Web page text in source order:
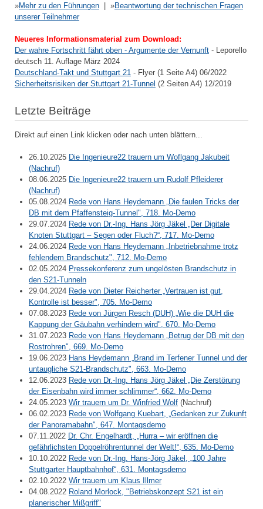
»Mehr zu den Führungen | »Beantwortung der technischen Fragen
unserer Teilnehmer
Neueres Informationsmaterial zum Download:
Der wahre Fortschritt fährt oben - Argumente der Vernunft - Leporello
deutsch 11. Auflage März 2024
Deutschland-Takt und Stuttgart 21 - Flyer (1 Seite A4) 06/2022
Sicherheitsrisiken der Stuttgart 21-Tunnel (2 Seiten A4) 12/2019
Letzte Beiträge
Direkt auf einen Link klicken oder nach unten blättern...
26.10.2025 Die Ingenieure22 trauern um Woflgang Jakubeit
(Nachruf)
08.06.2025 Die Ingenieure22 trauern um Rudolf Pfleiderer
(Nachruf)
05.08.2024 Rede von Hans Heydemann „Die faulen Tricks der
DB mit dem Pfaffensteig-Tunnel", 718. Mo-Demo
29.07.2024 Rede von Dr.-Ing. Hans Jörg Jäkel „Der Digitale
Knoten Stuttgart – Segen oder Fluch?“, 717. Mo-Demo
24.06.2024 Rede von Hans Heydemann „Inbetriebnahme trotz
fehlendem Brandschutz", 712. Mo-Demo
02.05.2024 Pressekonferenz zum ungelösten Brandschutz in
den S21-Tunneln
29.04.2024 Rede von Dieter Reicherter „Vertrauen ist gut,
Kontrolle ist besser", 705. Mo-Demo
07.08.2023 Rede von Jürgen Resch (DUH) „Wie die DUH die
Kappung der Gäubahn verhindern wird", 670. Mo-Demo
31.07.2023 Rede von Hans Heydemann „Betrug der DB mit den
Rostrohren", 669. Mo-Demo
19.06.2023 Hans Heydemann „Brand im Terfener Tunnel und der
untaugliche S21-Brandschutz", 663. Mo-Demo
12.06.2023 Rede von Dr.-Ing. Hans Jörg Jäkel „Die Zerstörung
der Eisenbahn wird immer schlimmer“, 662. Mo-Demo
24.05.2023 Wir trauern um Dr. Winfried Wolf (Nachruf)
06.02.2023 Rede von Wolfgang Kuebart, „Gedanken zur Zukunft
der Panoramabahn", 647. Montagsdemo
07.11.2022 Dr. Chr. Engelhardt, „Hurra – wir eröffnen die
gefährlichsten Doppelröhrentunnel der Welt!“, 635. Mo-Demo
10.10.2022 Rede von Dr.-Ing. Hans-Jörg Jäkel, „100 Jahre
Stuttgarter Hauptbahnhof“, 631. Montagsdemo
02.10.2022 Wir trauern um Klaus Illmer
04.08.2022 Roland Morlock, "Betriebskonzept S21 ist ein
planerischer Mißgriff"